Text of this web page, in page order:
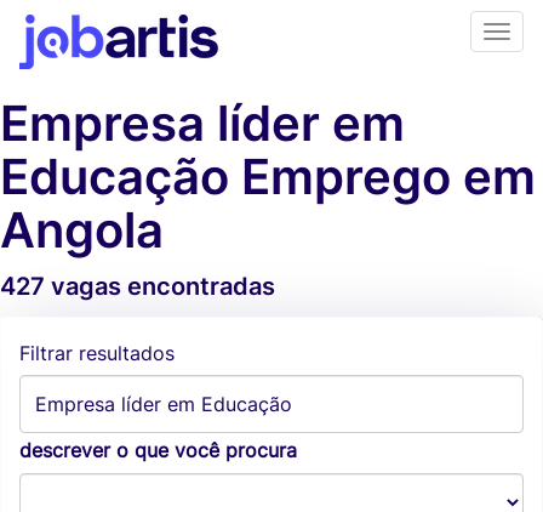
Empresa líder em
Educação Emprego em
Angola
427 vagas encontradas
Filtrar resultados
descrever o que você procura